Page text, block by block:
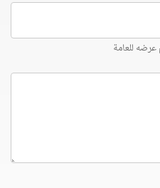
للعامة